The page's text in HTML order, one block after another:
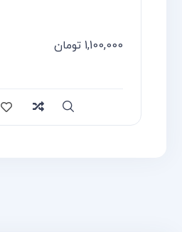
1,100,000 تومان
مقایسه